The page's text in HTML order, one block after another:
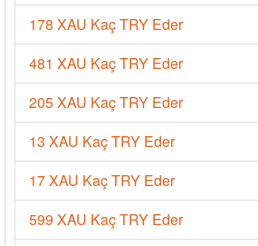
178 XAU Kaç TRY Eder
481 XAU Kaç TRY Eder
205 XAU Kaç TRY Eder
13 XAU Kaç TRY Eder
17 XAU Kaç TRY Eder
599 XAU Kaç TRY Eder